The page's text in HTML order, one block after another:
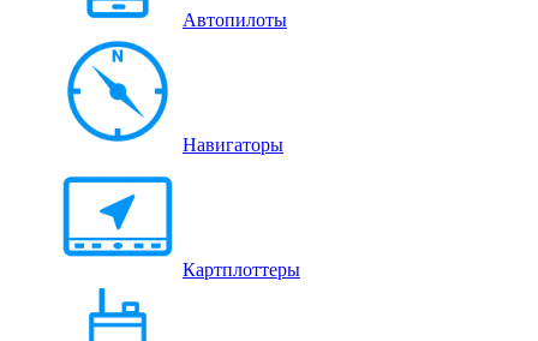
Автопилоты
Навигаторы
Картплоттеры